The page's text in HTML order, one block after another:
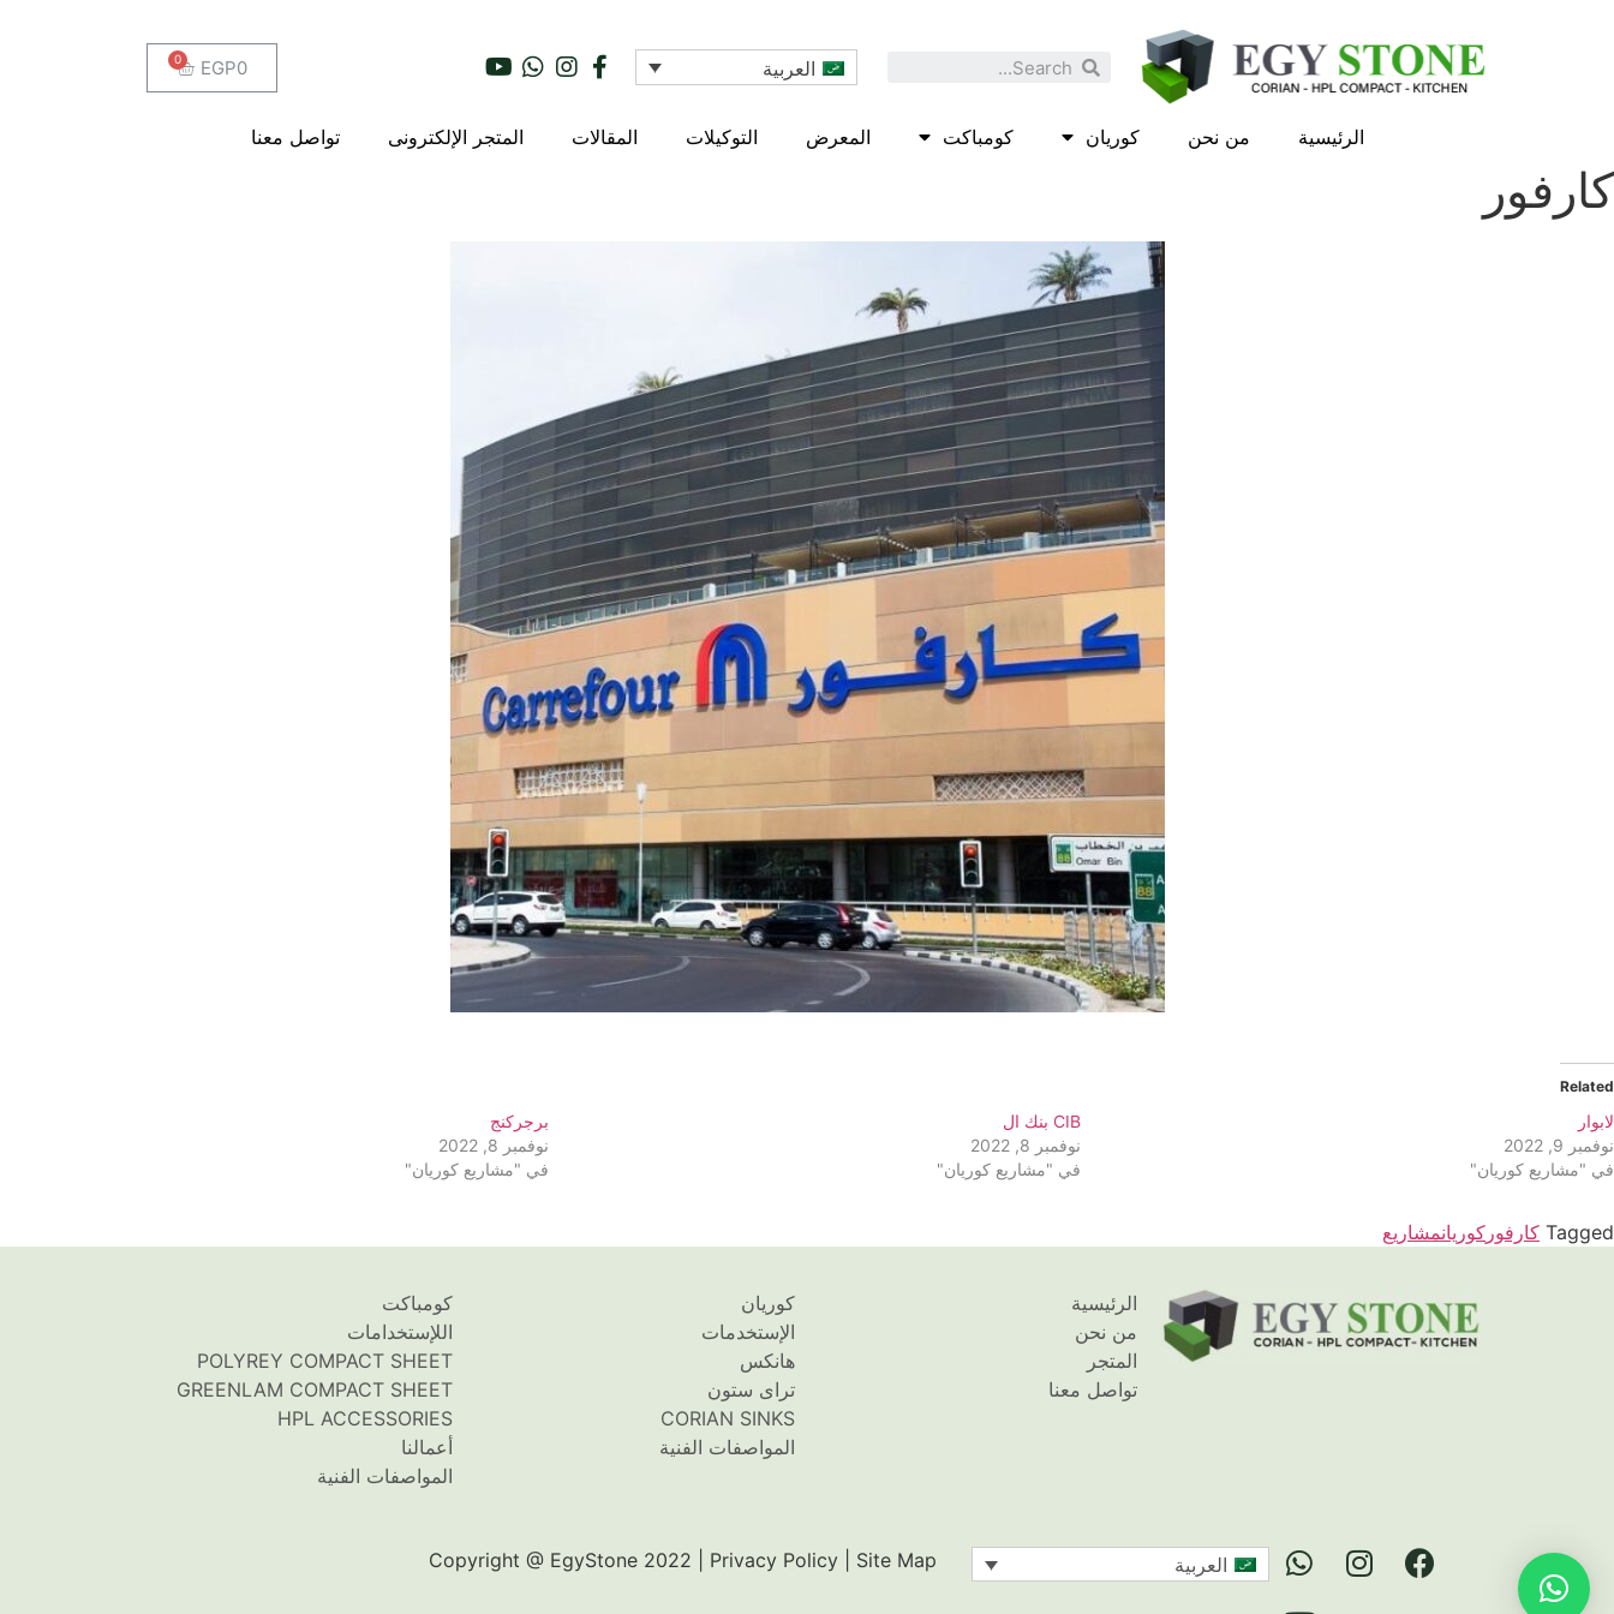
العربية EGP0
الرئيسية من نحن كوريان كومباكت المعرض التوكيلات المقالات المتجر الإلكترونى تواصل معنا
كارفور
Related
لابوار
نوفمبر 9, 2022
في "مشاريع كوريان"
CIB بنك ال
نوفمبر 8, 2022
في "مشاريع كوريان"
برجركنج
نوفمبر 8, 2022
في "مشاريع كوريان"
Tagged كارفور كوريانمشاريع
الرئيسية
من نحن
المتجر
تواصل معنا
كوريان
الإستخدمات
هانكس
تراى ستون
CORIAN SINKS
المواصفات الفنية
كومباكت
اللإستخدامات
POLYREY COMPACT SHEET
GREENLAM COMPACT SHEET
HPL ACCESSORIES
أعمالنا
المواصفات الفنية
العربية Copyright @ EgyStone 2022 | Privacy Policy | Site Map